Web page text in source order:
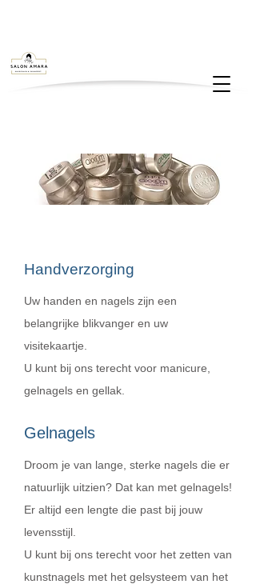
Handverzorging
Uw handen en nagels zijn een
belangrijke blikvanger en uw
visitekaartje.
U kunt bij ons terecht voor manicure,
gelnagels en gellak.
Gelnagels
Droom je van lange, sterke nagels die er
natuurlijk uitzien? Dat kan met gelnagels!
Er altijd een lengte die past bij jouw
levensstijl.
U kunt bij ons terecht voor het zetten van
kunstnagels met het gelsysteem van het